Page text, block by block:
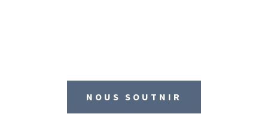
NOUS SOUTNIR